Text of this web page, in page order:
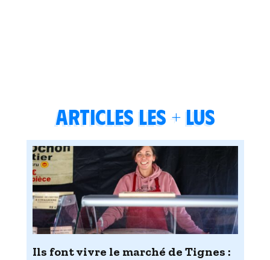
Articles les + lus
Ils font vivre le marché de Tignes :